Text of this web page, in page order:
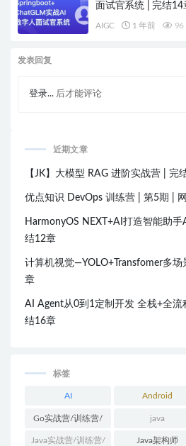
面试官系统 | 完结14
AIGC 1 年前 96
发表回复
登录... 后才能评论
近期文章
【JK】大模型 RAG 进阶实战营 | 完
优点知识 DevOps 训练营 | 第5期 |
HarmonyOS NEXT+AI打造智能助手
结12章
计算机视觉—YOLO+Transfomer多
章
AI Agent从0到1定制开发 全栈+全
结16章
标签
AI Android
Go实战营/训练营/
体系课
java
Java实战营/训练营/ Java架构师